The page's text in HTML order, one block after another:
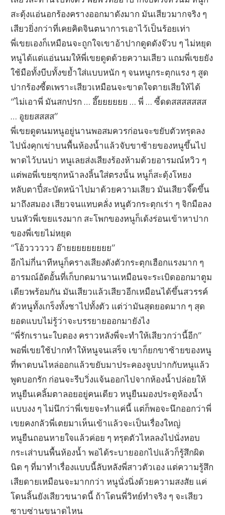
สะดุ้งแอ่นอกร้องครางออกมาดังมาก มันเสียวมากจริง ๆ
เสียวยิ่งกว่าที่เคยคิดจินตนาการเอาไว้เป็นร้อยเท่า
พี่เขยเองก็เหมือนจะถูกใจเขาอ้าปากดูดดังจ๊วบ ๆ ไม่หยุด
หนูได้แต่แอ่นนมให้พี่เขยดูดด้วยความเสียว แถมพี่เขยยัง
ใช้มือทั้งบีบทั้งขย้ำใส่แบบหนัก ๆ จนหนูกระตุกแรง ๆ สูด
ปากร้องซี้ดเพราะเสียวเหมือนจะขาดใจตายเสียให้ได้
“ไม่เอาพี่ มันสกปรก … อึ๊ยยยยยย … พี่ … ซี้ดดสสสสสสส
… อูยยสสสส”
พี่เขยดูดนมหนูอยู่นานพอสมควรก่อนจะขยับตัวทรุดลง
ไปนั่งคุกเข่าบนพื้นห้องน้ำแล้วจับขาซ้ายของหนูขึ้นไป
พาดไว้บนบ่า หนูเลยส่งเสียงร้องห้ามด้วยอารมณ์หวิว ๆ
แต่พอพี่เขยซุกหน้าลงลิ้นใส่ตรงนั้น หนูก็สะดุ้งโหยง
หลับตาปี๋สะบัดหน้าไปมาด้วยความเสียว มันเสียวจี๊ดขึ้น
มาถึงสมอง เสียวจนแทบคลั่ง หนูตัวกระตุกเร่า ๆ จิกมือลง
บนหัวพี่เขยแรงมาก สะโพกของหนูก็เด้งร่อนเข้าหาปาก
ของพี่เขยไม่หยุด
“โอ้วววววว อ๊ายยยยยยยยย”
อีกไม่กี่นาทีหนูก็ครางเสียงดังตัวกระตุกเฮือกแรงมาก ๆ
อารมณ์อัดอั้นที่เก็บกดมานานเหมือนจะระเบิดออกมาตูม
เดียวพร้อมกัน มันเสียวแล้วเสียวอีกเหมือนได้ขึ้นสวรรค์
ตัวหนูทั้งเกร็งทั้งชาไปทั้งตัว แต่ว่ามันสุดยอดมาก ๆ สุด
ยอดแบบไม่รู้ว่าจะบรรยายออกมายังไง
“พี่รักเรานะใบตอง คราวหลังพี่จะทำให้เสียวกว่านี้อีก”
พอพี่เขยใช้ปากทำให้หนูจนเสร็จ เขาก็ยกขาซ้ายของหนู
ที่พาดบนไหล่ออกแล้วขยับมาประคองจูบปากกับหนูแล้ว
พูดบอกรัก ก่อนจะรีบวิ่งแจ้นออกไปจากห้องน้ำปล่อยให้
หนูยืนเคลิ้มตาลอยอยู่คนเดียว หนูยืนมองประตูห้องน้ำ
แบบงง ๆ ไม่นึกว่าพี่เขยจะทำแค่นี้ แต่ก็พอจะนึกออกว่าพี่
เขยคงกลัวพี่เตยมาเห็นเข้าแล้วจะเป็นเรื่องใหญ่
หนูยืนถอนหายใจแล้วค่อย ๆ ทรุดตัวไหลลงไปนั่งหอบ
กระเส่าบนพื้นห้องน้ำ พอได้ระบายออกไปแล้วก็รู้สึกผิด
นิด ๆ ที่มาทำเรื่องแบบนี้ลับหลังพี่สาวตัวเอง แต่ความรู้สึก
เสียดายเหมือนจะมากกว่า หนูนั่งนิ่งด้วยความสงสัย แค่
โดนลิ้นยังเสียวขนาดนี้ ถ้าโดนพี่วิทย์ทำจริง ๆ จะเสียว
ซาบซ่านขนาดไหน